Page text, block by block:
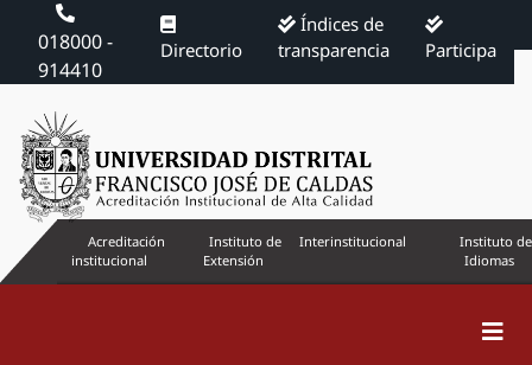
018000 -
914410
Directorio
Índices de
transparencia
Participa
Acreditación
institucional
Instituto de
Extensión
Interinstitucional
Instituto de
Idiomas